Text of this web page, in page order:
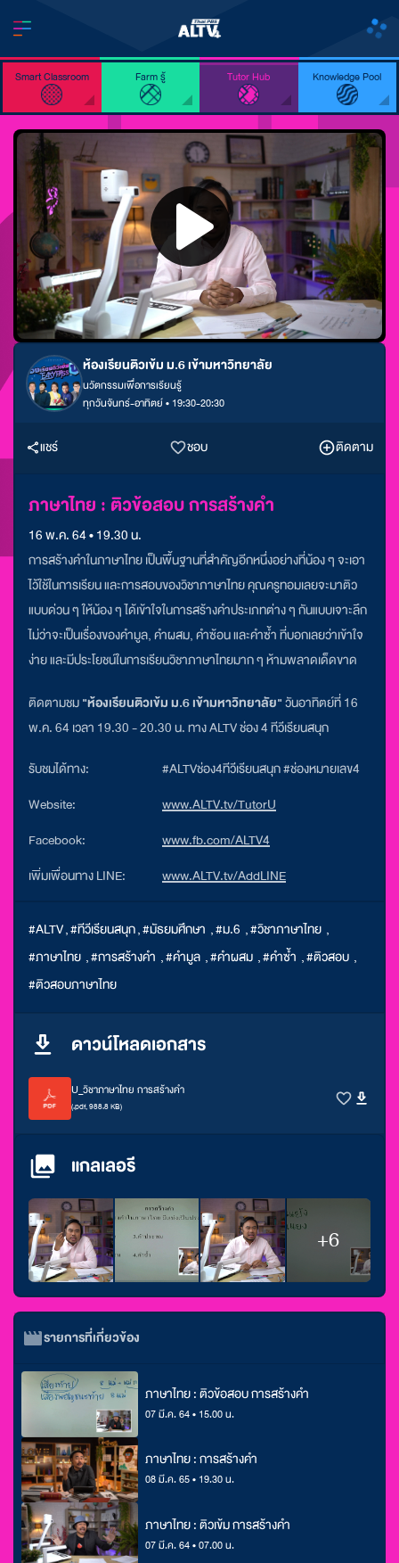
Smart Classroom Farm รู้ Tutor Hub Knowledge Pool
ห้องเรียนติวเข้ม ม.6 เข้ามหาวิทยาลัย
นวัตกรรมเพื่อการเรียนรู้
ทุกวันจันทร์-อาทิตย์ • 19:30-20:30
แชร์ ชอบ ติดตาม
ภาษาไทย : ติวข้อสอบ การสร้างคำ
16 พ.ค. 64 • 19.30 น.
การสร้างคำในภาษาไทย เป็นพื้นฐานที่สำคัญอีกหนึ่งอย่างที่น้อง ๆ จะเอา
ไว้ใช้ในการเรียน และการสอบของวิชาภาษาไทย คุณครูทอมเลยจะมาติว
แบบด่วน ๆ ให้น้อง ๆ ได้เข้าใจในการสร้างคำประเภทต่าง ๆ กันแบบเจาะลึก
ไม่ว่าจะเป็นเรื่องของคำมูล, คำผสม, คำซ้อน และคำซ้ำ ที่บอกเลยว่าเข้าใจ
ง่าย และมีประโยชน์ในการเรียนวิชาภาษาไทยมาก ๆ ห้ามพลาดเด็ดขาด
ติดตามชม"ห้องเรียนติวเข้ม ม.6 เข้ามหาวิทยาลัย"วันอาทิตย์ที่ 16
พ.ค.64 เวลา 19.30 - 20.30 น. ทาง ALTV ช่อง 4 ทีวีเรียนสนุก
รับชมได้ทาง:
#ALTVช่อง4ทีวีเรียนสนุก #ช่องหมายเลข4
Website:
www.ALTV.tv/TutorU
Facebook:
www.fb.com/ALTV4
เพิ่มเพื่อนทาง LINE:
www.ALTV.tv/AddLINE
#ALTV,#ทีวีเรียนสนุก,#มัธยมศึกษา ,#ม.6 ,#วิชาภาษาไทย ,
#ภาษาไทย ,#การสร้างคำ ,#คำมูล ,#คำผสม ,#คำซ้ำ ,#ติวสอบ ,
#ติวสอบภาษาไทย
ดาวน์โหลดเอกสาร
U_วิชาภาษาไทย การสร้างคำ
(.pdf, 988.8 KB)
แกลเลอรี
+6
รายการที่เกี่ยวข้อง
ภาษาไทย : ติวข้อสอบ การสร้างคำ
07 มี.ค. 64 • 15.00 น.
ภาษาไทย : การสร้างคำ
08 มี.ค. 65 • 19.30 น.
ภาษาไทย : ติวเข้ม การสร้างคำ
07 มี.ค. 64 • 07.00 น.